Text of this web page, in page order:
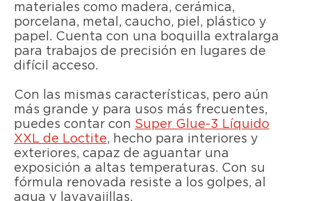
materiales como madera, cerámica,
porcelana, metal, caucho, piel, plástico y
papel. Cuenta con una boquilla extralarga
para trabajos de precisión en lugares de
difícil acceso.
Con las mismas características, pero aún
más grande y para usos más frecuentes,
puedes contar con Super Glue-3 Líquido
XXL de Loctite, hecho para interiores y
exteriores, capaz de aguantar una
exposición a altas temperaturas. Con su
fórmula renovada resiste a los golpes, al
agua y lavavajillas.